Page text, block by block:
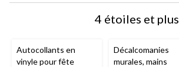
4 étoiles et plus
Autocollants en
vinyle pour fête
Décalcomanies
murales, mains